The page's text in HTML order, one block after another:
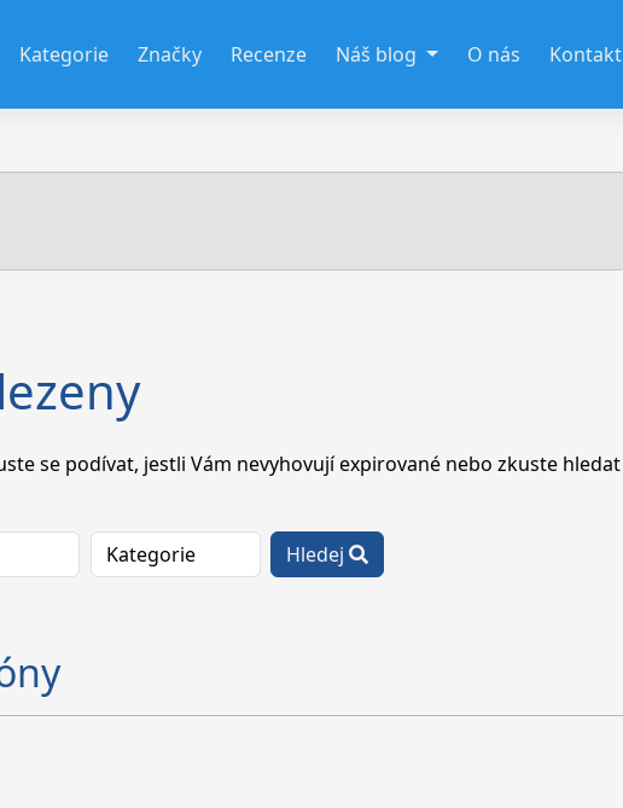
Kategorie Značky Recenze Náš blog O nás Kontakt
se podívat, jestli Vám nevyhovují expirované nebo zkuste hledat
Hledej